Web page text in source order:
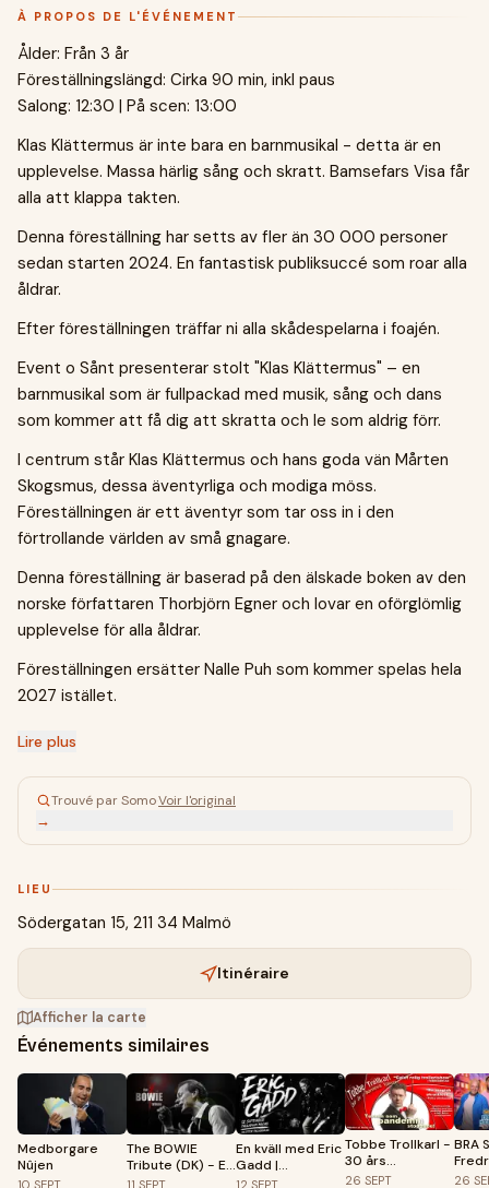
À PROPOS DE L'ÉVÉNEMENT
Ålder: Från 3 år
Föreställningslängd: Cirka 90 min, inkl paus
Salong: 12:30 | På scen: 13:00
Klas Klättermus är inte bara en barnmusikal - detta är en
upplevelse. Massa härlig sång och skratt. Bamsefars Visa får
alla att klappa takten.
Denna föreställning har setts av fler än 30 000 personer
sedan starten 2024. En fantastisk publiksuccé som roar alla
åldrar.
Efter föreställningen träffar ni alla skådespelarna i foajén.
Event o Sånt presenterar stolt "Klas Klättermus" – en
barnmusikal som är fullpackad med musik, sång och dans
som kommer att få dig att skratta och le som aldrig förr.
I centrum står Klas Klättermus och hans goda vän Mårten
Skogsmus, dessa äventyrliga och modiga möss.
Föreställningen är ett äventyr som tar oss in i den
förtrollande världen av små gnagare.
Denna föreställning är baserad på den älskade boken av den
norske författaren Thorbjörn Egner och lovar en oförglömlig
upplevelse för alla åldrar.
Föreställningen ersätter Nalle Puh som kommer spelas hela
2027 istället.
Lire plus
Trouvé par SomoVoir l'original
→
LIEU
Södergatan 15, 211 34 Malmö
Itinéraire
Afficher la carte
Événements similaires
Medborgare
Nûjen
The BOWIE
Tribute (DK) - En
kärleksförklaring
En kväll med Eric
Gadd |
Palladium,
Tobbe Trollkarl -
30 års
jubileumsshow!
26 SEPT
BRA
&
26